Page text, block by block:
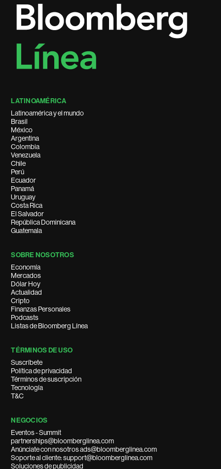
LATINOAMÉRICA
Latinoamérica y el mundo
Brasil
México
Argentina
Colombia
Venezuela
Chile
Perú
Ecuador
Panamá
Uruguay
Costa Rica
El Salvador
República Dominicana
Guatemala
SOBRE NOSOTROS
Economía
Mercados
Dólar Hoy
Actualidad
Cripto
Finanzas Personales
Podcasts
Listas de Bloomberg Línea
TÉRMINOS DE USO
Suscríbete
Política de privacidad
Términos de suscripción
Tecnología
T&C
NEGOCIOS
Eventos - Summit
partnerships@bloomberglinea.com
Anúnciate con nosotros ads@bloomberglinea.com
Soporte al cliente: support@bloomberglinea.com
Soluciones de publicidad